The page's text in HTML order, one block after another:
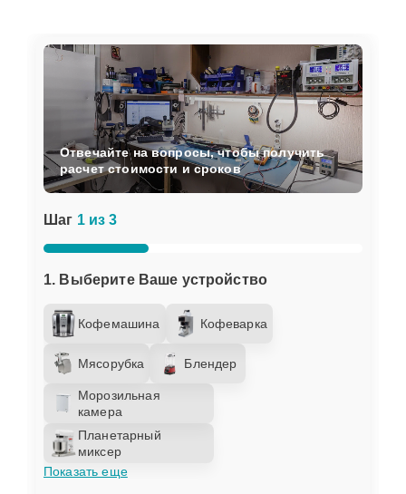
Шаг 1 из 3
1. Выберите Ваше устройство
Кофемашина Кофеварка
Мясорубка Блендер
Морозильная
камера
Планетарный
миксер
Показать еще
Отвечайте на вопросы, чтобы получить
расчет стоимости и сроков